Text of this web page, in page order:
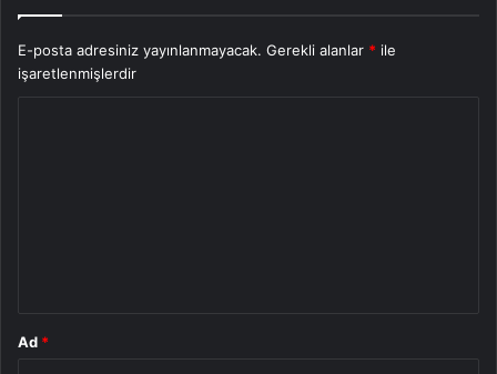
E-posta adresiniz yayınlanmayacak. Gerekli alanlar * ile
işaretlenmişlerdir
Ad *